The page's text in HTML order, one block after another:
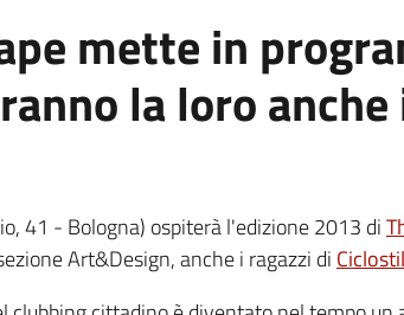
mette in
la loro
41 - Bologna) ospiterà l'edizione 2013 di
Art&Design, anche i ragazzi di